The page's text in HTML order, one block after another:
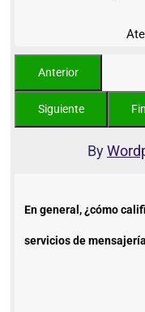
By
En general, ¿cómo
servicios de